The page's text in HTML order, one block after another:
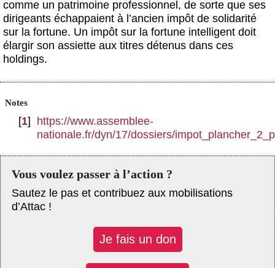
comme un patrimoine professionnel, de sorte que ses
dirigeants échappaient à l’ancien impôt de solidarité
sur la fortune. Un impôt sur la fortune intelligent doit
élargir son assiette aux titres détenus dans ces
holdings.
Notes
[1] https://www.assemblee-
nationale.fr/dyn/17/dossiers/
Vous voulez passer à l’action ?
Sautez le pas et contribuez aux mobilisations
d’Attac !
Je fais un don